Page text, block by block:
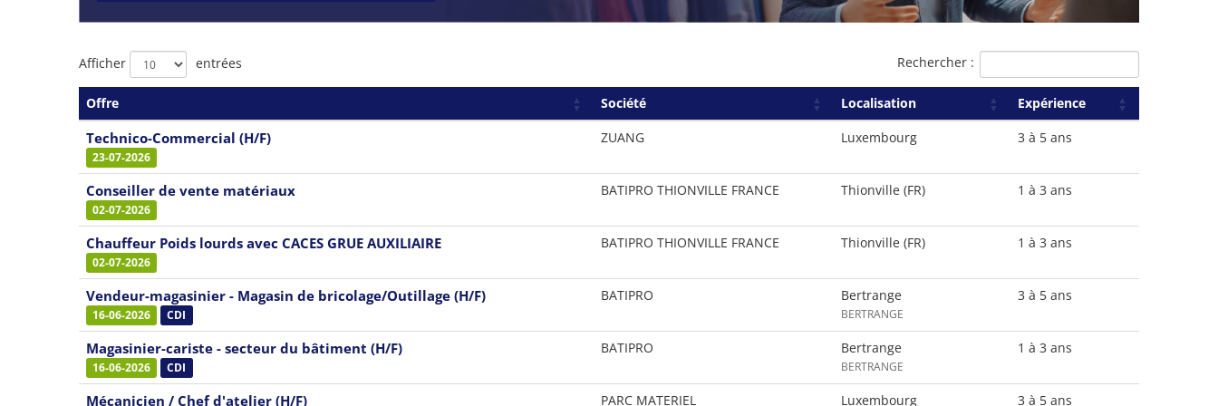
Liste
des
offres
Afficher entrées Rechercher :
Offre Société Localisation Expérience
Technico-Commercial (H/F)
23-07-2026
ZUANG Luxembourg 3 à 5 ans
Conseiller de vente matériaux
02-07-2026
BATIPRO THIONVILLE FRANCE Thionville (FR) 1 à 3 ans
Chauffeur Poids lourds avec CACES GRUE AUXILIAIRE
02-07-2026
BATIPRO THIONVILLE FRANCE Thionville (FR) 1 à 3 ans
Vendeur-magasinier - Magasin de bricolage/Outillage (H/F)
16-06-2026 CDI
BATIPRO Bertrange
BERTRANGE
3 à 5 ans
Magasinier-cariste - secteur du bâtiment (H/F)
16-06-2026 CDI
BATIPRO Bertrange
BERTRANGE
1 à 3 ans
Mécanicien / Chef d'atelier (H/F) PARC MATERIEL Luxembourg 3 à 5 ans